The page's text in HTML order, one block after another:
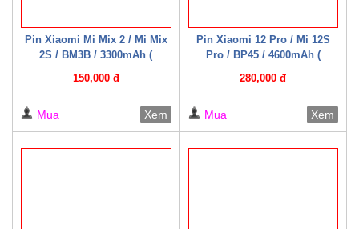
Pin Xiaomi Mi Mix 2 / Mi Mix
2S / BM3B / 3300mAh (
150,000 đ
Mua Xem
Pin Xiaomi 12 Pro / Mi 12S
Pro / BP45 / 4600mAh (
280,000 đ
Mua Xem